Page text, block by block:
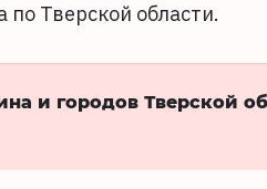
по Тверской области.
и городов Тверской